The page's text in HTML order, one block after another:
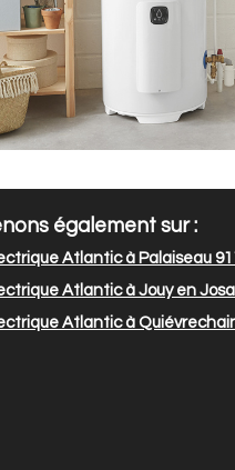
également sur :
Atlantic à Palaiseau
Atlantic à Jouy en
Atlantic à